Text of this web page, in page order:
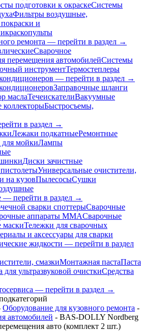
подготовки к окраскеСистемы
Фильтры воздушные,
и
ремонта — перейти в раздел →
Сварочное
перемещения автомобилейСистемы
инструментТермостеплеры
— перейти в раздел →
Заправочные шланги
маслаТечеискателиВакуумные
коллекторыБыстросъемы,
в раздел →
Лежаки подкатныеРемонтные
для мойкиЛампы
Диски зачистные
Универсальные очистители,
на кузовПылесосыСушки
— перейти в раздел →
сварки cпоттерыСварочные
аппараты MMAСварочные
маскиТележки для сварочных
и аксессуары для сварки
жидкости — перейти в раздел
смазкиМонтажная пастаПаста
ультразвуковой очисткиСредства
— перейти в раздел →
Оборудование для кузовного ремонта -
автомобилей - BAS-DOLLY Nordberg
авто (комплект 2 шт.)